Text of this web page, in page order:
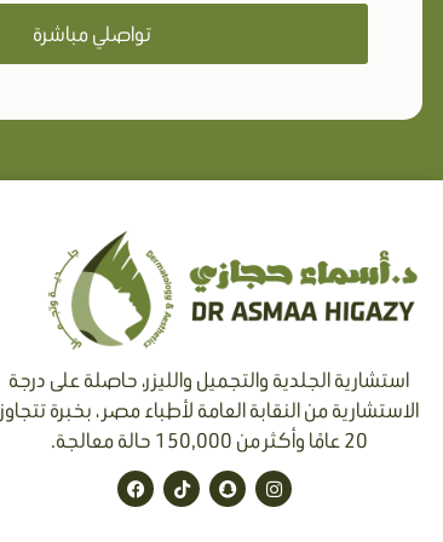
تواصلي مباشرة
استشارية الجلدية والتجميل والليزر، حاصلة على درجة
الاستشارية من النقابة العامة لأطباء مصر ، بخبرة تتجاوز
20 عامًا وأكثر من 150,000 حالة معالجة.
I
n
s
S
n
a
T
i
k
F
a
c